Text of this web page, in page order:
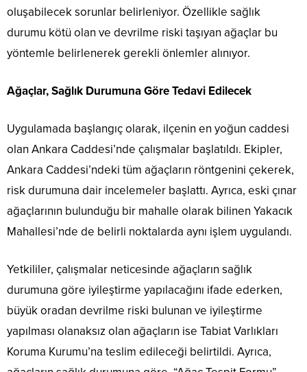
oluşabilecek sorunlar belirleniyor. Özellikle sağlık
durumu kötü olan ve devrilme riski taşıyan ağaçlar bu
yöntemle belirlenerek gerekli önlemler alınıyor.
Ağaçlar, Sağlık Durumuna Göre Tedavi Edilecek
Uygulamada başlangıç olarak, ilçenin en yoğun caddesi
olan Ankara Caddesi’nde çalışmalar başlatıldı. Ekipler,
Ankara Caddesi’ndeki tüm ağaçların röntgenini çekerek,
risk durumuna dair incelemeler başlattı. Ayrıca, eski çınar
ağaçlarının bulunduğu bir mahalle olarak bilinen Yakacık
Mahallesi’nde de belirli noktalarda aynı işlem uygulandı.
Yetkililer, çalışmalar neticesinde ağaçların sağlık
durumuna göre iyileştirme yapılacağını ifade ederken,
büyük oradan devrilme riski bulunan ve iyileştirme
yapılması olanaksız olan ağaçların ise Tabiat Varlıkları
Koruma Kurumu’na teslim edileceği belirtildi. Ayrıca,